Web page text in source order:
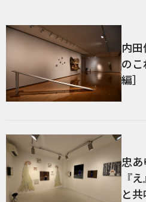
内田
のこ
編］
忠あ
『
と